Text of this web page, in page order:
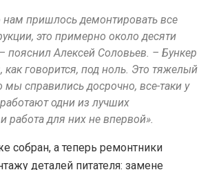
нам пришлось демонтировать все
это примерно около десяти
пояснил Алексей Соловьев. – Бункер
как говорится, под ноль. Это тяжелый
мы справились досрочно, все-таки у
работают одни из лучших
работа для них не впервой».
собран, а теперь ремонтники
деталей питателя: замене